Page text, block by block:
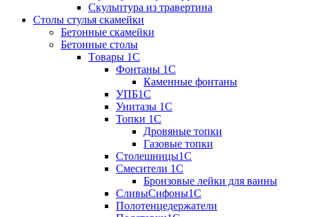
Скульптура из травертина
Столы стулья скамейки
Бетонные скамейки
Бетонные столы
Tовары 1C
Фонтаны 1C
Каменные фонтаны
УПБ1С
Унитазы 1С
Топки 1С
Дровяные топки
Газовые топки
Столешницы1С
Смесители 1С
Бронзовые лейки для ванны
СливыСифоны1С
Полотенцедержатели